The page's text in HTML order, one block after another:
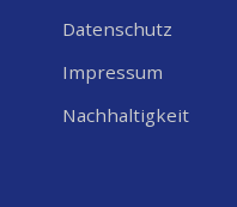
Datenschutz
Impressum
Nachhaltigkeit